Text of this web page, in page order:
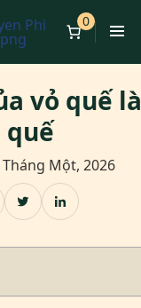
0
vỏ quế
quế
Tháng Một, 2026